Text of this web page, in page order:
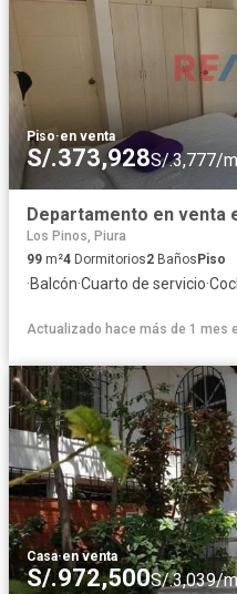
Piso·en venta
S/.373,928S/.3,777/
Departamento en venta
Los Pinos, Piura
99 m²4 Dormitorios2 BañosPiso
·Balcón·Cuarto de servicio·
Actualizado hace más de 1 mes
Casa·en venta
S/.972,500S/.3,039/